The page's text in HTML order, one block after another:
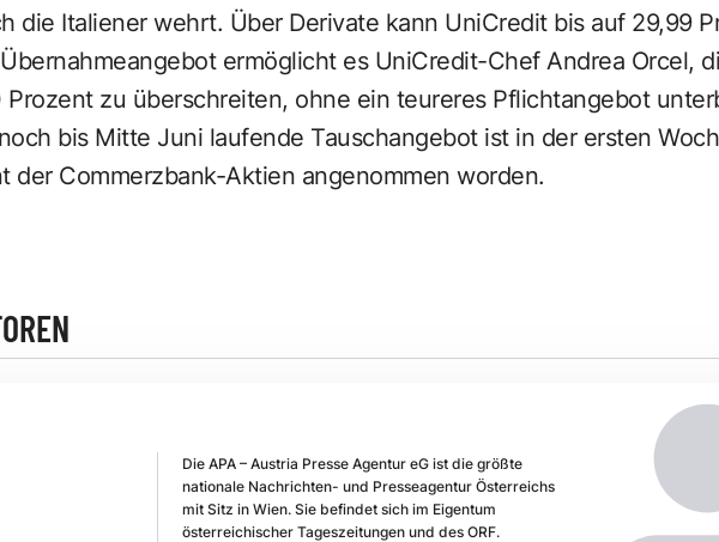
die Italiener wehrt. Über Derivate kann UniCredit bis auf 29,99
ermöglicht es UniCredit-Chef Andrea Orcel,
zu überschreiten, ohne ein teureres Pflichtangebot
bis Mitte Juni laufende Tauschangebot ist in der ersten
der Commerzbank-Aktien angenommen worden.
Die APA – Austria Presse Agentur eG ist die größte
nationale Nachrichten- und Presseagentur Österreichs
mit Sitz in Wien. Sie befindet sich im Eigentum
österreichischer Tageszeitungen und des ORF.